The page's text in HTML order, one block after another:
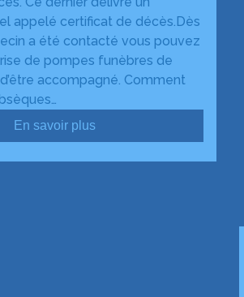
appelé certificat de décès.Dès
a été contacté vous pouvez
de pompes funèbres de
accompagné. Comment
En savoir plus